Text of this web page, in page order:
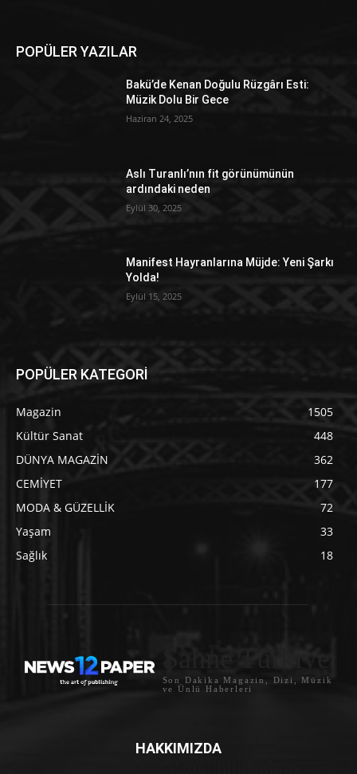
POPÜLER YAZILAR
Bakü’de Kenan Doğulu Rüzgârı Esti:
Müzik Dolu Bir Gece
Haziran 24, 2025
Aslı Turanlı’nın fit görünümünün
ardındaki neden
Eylül 30, 2025
Manifest Hayranlarına Müjde: Yeni Şarkı
Yolda!
Eylül 15, 2025
POPÜLER KATEGORİ
Magazin
1505
Kültür Sanat
448
DÜNYA MAGAZİN
362
CEMİYET
177
MODA & GÜZELLİK
72
Yaşam
33
Sağlık
18
Sahne Türkiye
Son Dakika Magazin, Dizi, Müzik
ve Ünlü Haberleri
HAKKIMIZDA